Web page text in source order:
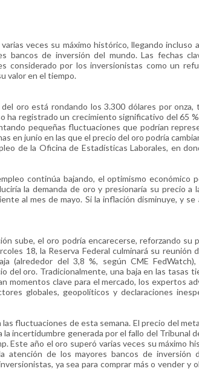
veces su máximo histórico, llegando
bancos de inversión del mundo. Las fechas
considerado por los inversionistas como un
valor en el tiempo.
oro está rondando los 3.300 dólares por
ha registrado un crecimiento significativo del 65
pequeñas fluctuaciones que podrían
en junio en las que el precio del oro podría
de la Oficina de Estadísticas Laborales, en
continúa bajando, el optimismo
la demanda de oro y presionaría su precio
al mes de mayo. Si la inflación disminuye, y
sube, el oro podría encarecerse, reforzando
18, la Reserva Federal culminará su
(alrededor del 3,8 %, según CME
del oro. Tradicionalmente, una baja en las tasas
momentos clave para el mercado, los expertos
globales, geopolíticos y declaraciones
fluctuaciones de esta semana. El precio del
la incertidumbre generada por el fallo del Tribunal
Este año el oro superó varias veces su máximo
atención de los mayores bancos de inversión
ya sea para comprar más o vender